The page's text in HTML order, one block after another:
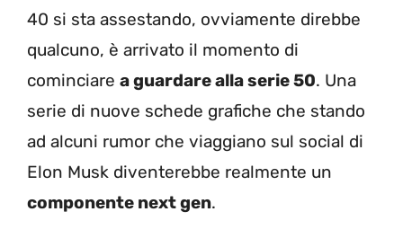
40 si sta assestando, ovviamente direbbe
qualcuno, è arrivato il momento di
cominciare a guardare alla serie 50. Una
serie di nuove schede grafiche che stando
ad alcuni rumor che viaggiano sul social di
Elon Musk diventerebbe realmente un
componente next gen.